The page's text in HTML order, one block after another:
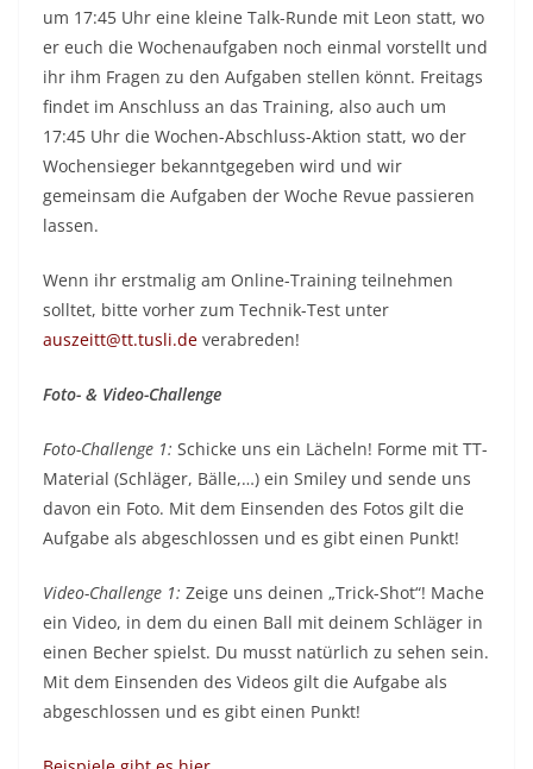
um 17:45 Uhr eine kleine Talk-Runde mit Leon statt, wo
er euch die Wochenaufgaben noch einmal vorstellt und
ihr ihm Fragen zu den Aufgaben stellen könnt. Freitags
findet im Anschluss an das Training, also auch um
17:45 Uhr die Wochen-Abschluss-Aktion statt, wo der
Wochensieger bekanntgegeben wird und wir
gemeinsam die Aufgaben der Woche Revue passieren
lassen.
Wenn ihr erstmalig am Online-Training teilnehmen
solltet, bitte vorher zum Technik-Test unter
auszeitt@tt.tusli.de verabreden!
Foto- & Video-Challenge
Foto-Challenge 1: Schicke uns ein Lächeln! Forme mit TT-
Material (Schläger, Bälle,…) ein Smiley und sende uns
davon ein Foto. Mit dem Einsenden des Fotos gilt die
Aufgabe als abgeschlossen und es gibt einen Punkt!
Video-Challenge 1: Zeige uns deinen „Trick-Shot“! Mache
ein Video, in dem du einen Ball mit deinem Schläger in
einen Becher spielst. Du musst natürlich zu sehen sein.
Mit dem Einsenden des Videos gilt die Aufgabe als
abgeschlossen und es gibt einen Punkt!